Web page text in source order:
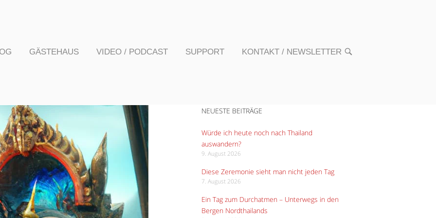
GÄSTEHAUS VIDEO / PODCAST SUPPORT KONTAKT / NEWSLETTER OPEN
NEUESTE BEITRÄGE
Würde ich heute noch nach Thailand
auswandern?
9. August 2026
Diese Zeremonie sieht man nicht jeden Tag
7. August 2026
Ein Tag zum Durchatmen – Unterwegs in den
Bergen Nordthailands